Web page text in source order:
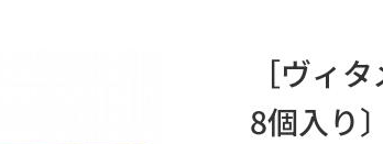
［ヴィ
8個入り〕